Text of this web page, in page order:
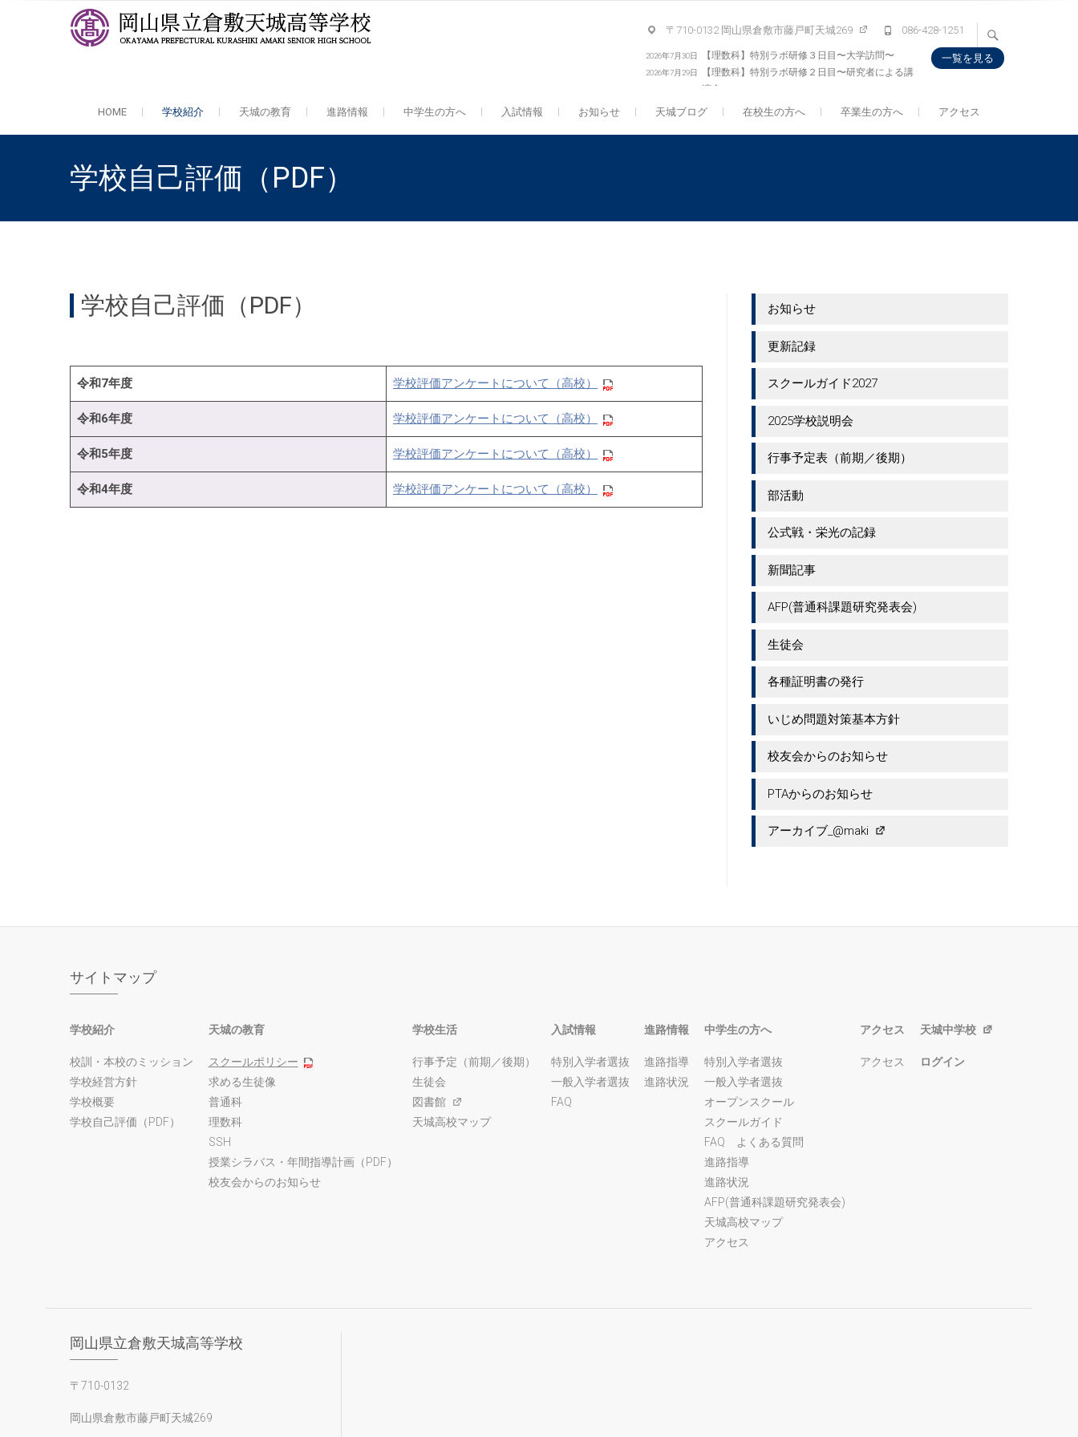
岡山県立倉敷天城高等学校
全日制 中高一貫・普通科・理数科 〒710-0132 岡山県倉敷市藤戸町天城269 086-428-1251
【理数科】特別ラボ研修３日目〜大学訪問〜
2026年7月30日
【理数科】特別ラボ研修２日目〜研究者による講
演会〜
2026年7月29日
一覧を見る
HOME 学校紹介 天城の教育 進路情報 中学生の方へ 入試情報 お知らせ 天城ブログ 在校生の方へ 卒業生の方へ アクセス
学校自己評価（PDF）
学校自己評価（PDF）
令和7年度 学校評価アンケートについて（高校）
令和6年度 学校評価アンケートについて（高校）
令和5年度 学校評価アンケートについて（高校）
令和4年度 学校評価アンケートについて（高校）
お知らせ
更新記録
スクールガイド2027
2025学校説明会
行事予定表（前期／後期）
部活動
公式戦・栄光の記録
新聞記事
AFP(普通科課題研究発表会)
生徒会
各種証明書の発行
いじめ問題対策基本方針
校友会からのお知らせ
PTAからのお知らせ
アーカイブ_@maki
サイトマップ
学校紹介
校訓・本校のミッション
学校経営方針
学校概要
学校自己評価（PDF）
天城の教育
スクールポリシー
求める生徒像
普通科
理数科
SSH
授業シラバス・年間指導計画（PDF）
校友会からのお知らせ
学校生活
行事予定（前期／後期）
生徒会
図書館
天城高校マップ
入試情報
特別入学者選抜
一般入学者選抜
FAQ
進路情報
進路指導
進路状況
中学生の方へ
特別入学者選抜
一般入学者選抜
オープンスクール
スクールガイド
FAQ よくある質問
進路指導
進路状況
AFP(普通科課題研究発表会)
天城高校マップ
アクセス
アクセス
アクセス
天城中学校
ログイン
岡山県立倉敷天城高等学校
〒710-0132
岡山県倉敷市藤戸町天城269